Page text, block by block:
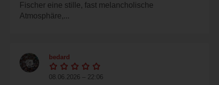
Fischer eine stille, fast melancholische
Atmosphäre,...
bedard
08.06.2026 – 22:06